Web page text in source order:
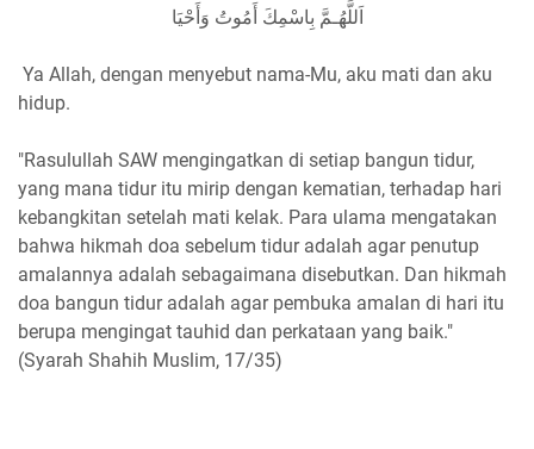
Ya Allah, dengan menyebut nama-Mu, aku mati dan aku
hidup.
"Rasulullah SAW mengingatkan di setiap bangun tidur,
yang mana tidur itu mirip dengan kematian, terhadap hari
kebangkitan setelah mati kelak. Para ulama mengatakan
bahwa hikmah doa sebelum tidur adalah agar penutup
amalannya adalah sebagaimana disebutkan. Dan hikmah
doa bangun tidur adalah agar pembuka amalan di hari itu
berupa mengingat tauhid dan perkataan yang baik."
(Syarah Shahih Muslim, 17/35)